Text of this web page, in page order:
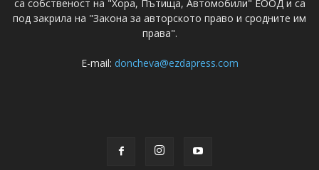
са собственост на "Хора, Пътища, Автомобили" ЕООД и са
под закрила на "Закона за авторското право и сродните им
права".
E-mail: doncheva@ezdapress.com